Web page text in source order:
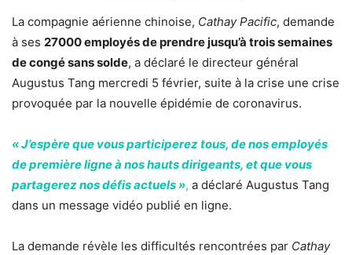
La compagnie aérienne chinoise, Cathay Pacific, demande
à ses 27000 employés de prendre jusqu’à trois semaines
de congé sans solde, a déclaré le directeur général
Augustus Tang mercredi 5 février, suite à la crise une crise
provoquée par la nouvelle épidémie de coronavirus.
« J’espère que vous participerez tous, de nos employés
de première ligne à nos hauts dirigeants, et que vous
partagerez nos défis actuels », a déclaré Augustus Tang
dans un message vidéo publié en ligne.
La demande révèle les difficultés rencontrées par Cathay